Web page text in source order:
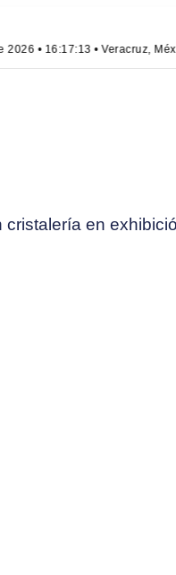
• 16:17:13 • Veracruz,
en